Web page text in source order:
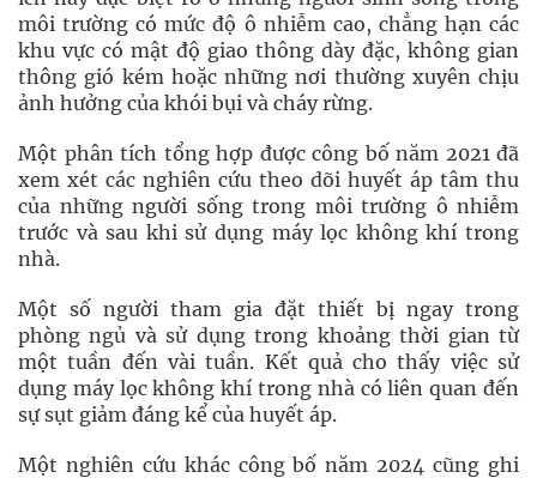
môi trường có mức độ ô nhiễm cao, chẳng hạn các
khu vực có mật độ giao thông dày đặc, không gian
thông gió kém hoặc những nơi thường xuyên chịu
ảnh hưởng của khói bụi và cháy rừng.
Một phân tích tổng hợp được công bố năm 2021 đã
xem xét các nghiên cứu theo dõi huyết áp tâm thu
của những người sống trong môi trường ô nhiễm
trước và sau khi sử dụng máy lọc không khí trong
nhà.
Một số người tham gia đặt thiết bị ngay trong
phòng ngủ và sử dụng trong khoảng thời gian từ
một tuần đến vài tuần. Kết quả cho thấy việc sử
dụng máy lọc không khí trong nhà có liên quan đến
sự sụt giảm đáng kể của huyết áp.
Một nghiên cứu khác công bố năm 2024 cũng ghi